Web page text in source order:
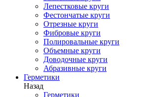
Лепестковые круги
Фестончатые круги
Отрезные круги
Фибровые круги
Полировальные круги
Объемные круги
Доводочные круги
Абразивные круги
Герметики
Назад
Герметики